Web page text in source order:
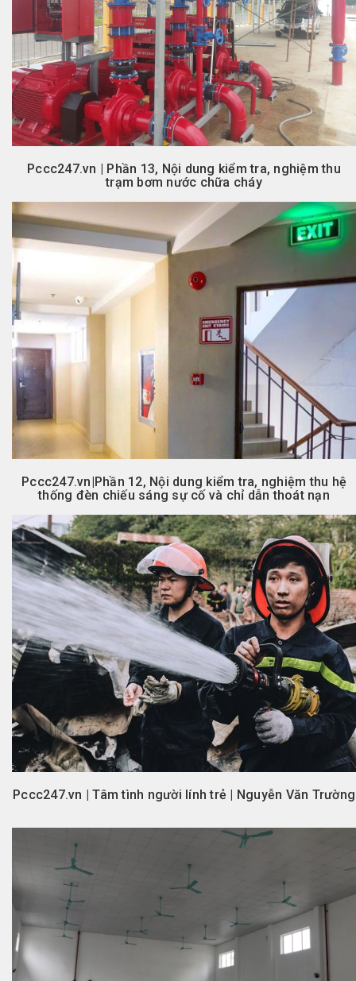
Pccc247.vn | Phần 13, Nội dung kiểm tra, nghiệm thu
trạm bơm nước chữa cháy
Pccc247.vn|Phần 12, Nội dung kiểm tra, nghiệm thu hệ
thống đèn chiếu sáng sự cố và chỉ dẫn thoát nạn
Pccc247.vn | Tâm tình người lính trẻ | Nguyễn Văn Trường